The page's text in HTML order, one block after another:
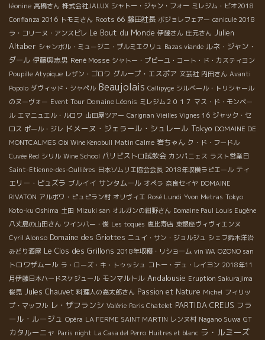
léonine 高橋さん 株式会社JALUX シャトー・ジャン・フォー ミレジム・ビオ2018
Confianza 2016 トモミさん Roots 66 藤田社長 ボジョレフェアー canicule 2018
ラ・コリーヌ・アンスピレ Le Bout du Monde 伊藤さん 庄元さん Julien
Altaber シャンボル・ミュージニ・プルミエクリュ Bazas viande ルネ・ジャン・
ダール 伊藤與志男 René Mosse シャトー・プピーユ・コート・ド・カスティヨン
Poupille Atypique レザン・ゴロワ グループ・エスポア 文芸社 内田さん Avanti
Popolo ダヴィッド・シャペル Beaujolais Callipyge シルベール・トリシャール
のヌーヴォー Event Tour Domaine Léonis ミレジム２０１７ マス・ド・モンペー
ル エマニュエル・ルロワ 山田屋ツアー Carignan Vieilles Vignes 16 ジャック・セ
ロス ポール・ジレ ドメーヌ・ジェラール・シュレール Tokyo DOMAINE DE
MONTCALMES Obi Wine Kenobull Matin Calme 岩ちゃん ク・ド・フードル
Cuvée Red シリル Wine School パリビストロ試飲会 カンパニェス ラスト営業日
Saint-Etienne-des-Oullières 日本ソムリエ協会会長 2018年収穫ラピエール ティ
エリー・ピュズラ ブルイイ サンタムール オペラ 奈良セイヤ DOMAINE
RIVATON アルボワ・ピュピラン村 オリヴィエ Rosé Lundi Yvon Metras Tokyo
Koto-ku Oshima 土田 Mizuki san オルガンの紺野さん Domaine Paul Louis Eugène
八丈島の山田さん ワインバー・俊 Les toqués 恵比寿店 東銀座ヴィヴィエンヌ
Cyril Alonso Domaine des Griottes ニュイ・サン・ジョルジュ シェフ鈴木洋治
みどり酒屋 Le Clos des Grillons 2018年収穫・リショーム vin WA OZONO san
トロワザムール ラ・ローズ・キ・トゥッシュ コトー・デュ・レイヨン 2018年11
月伊藤日本ハードスケジュール モンマルトル Andalousie Eruption Sakurajima
桜見 Jules Chauvet 料理人の高太郎さん Passion et Nature Michel フィリッ
プ・マッフル レ・ザフランシ Valérie Paris Chatelet PARTIDA CREUS フラ
ール・ルージュ Opéra LA FERME SAINT MARTIN レンヌ村 Nagano Suwa GT
カタルーニャ Paris night La Casa del Perro Huitres et blanc ラ・ルミーズ